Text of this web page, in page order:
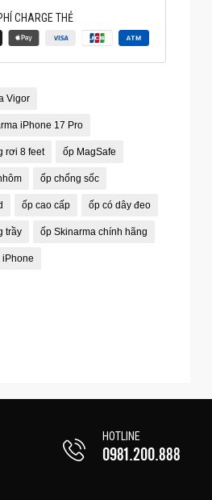
CHARGE THẺ
Vigor
iPhone 17 Pro
rơi 8 feet ốp MagSafe
ốp chống sốc
ốp cao cấp ốp có dây đeo
trầy ốp Skinarma chính hãng
iPhone
HOTLINE
0981.200.888